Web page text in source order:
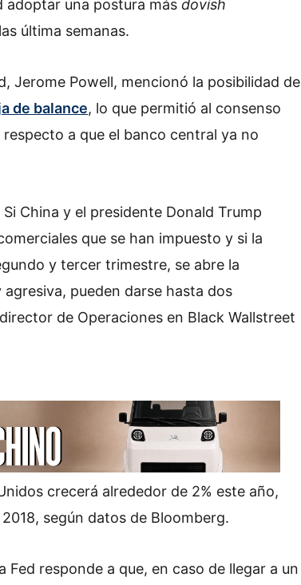
adoptar una postura más dovish
última semanas.
Jerome Powell, mencionó la posibilidad de
de balance, lo que permitió al consenso
a que el banco central ya no
China y el presidente Donald Trump
que se han impuesto y si la
y tercer trimestre, se abre la
pueden darse hasta dos
de Operaciones en Black Wallstreet
crecerá alrededor de 2% este año,
según datos de Bloomberg.
responde a que, en caso de llegar a un